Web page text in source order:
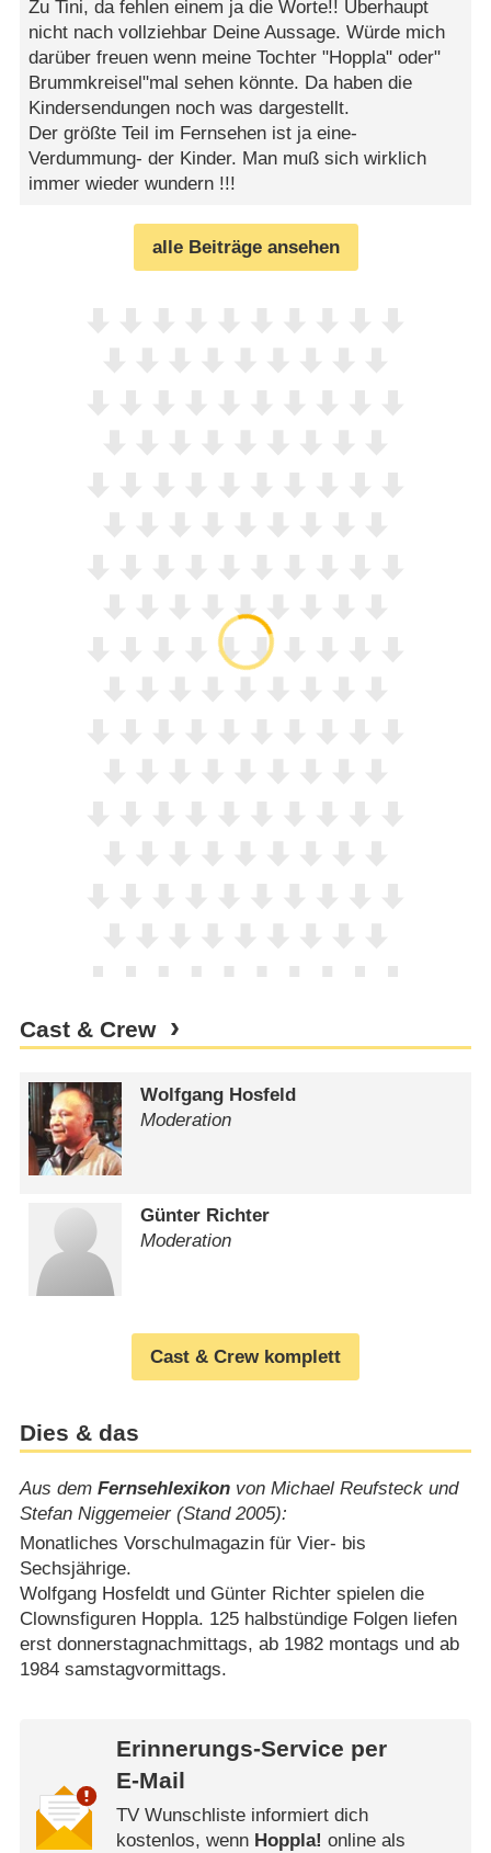
Zu Tini, da fehlen einem ja die Worte!! Überhaupt
nicht nach vollziehbar Deine Aussage. Würde mich
darüber freuen wenn meine Tochter "Hoppla" oder"
Brummkreisel"mal sehen könnte. Da haben die
Kindersendungen noch was dargestellt.
Der größte Teil im Fernsehen ist ja eine-
Verdummung- der Kinder. Man muß sich wirklich
immer wieder wundern !!!
alle Beiträge ansehen
Cast & Crew
Wolfgang Hosfeld
Moderation
Günter Richter
Moderation
Cast & Crew komplett
Dies & das
Aus dem Fernsehlexikonvon Michael Reufsteck und
Stefan Niggemeier (Stand 2005):
Monatliches Vorschulmagazin für Vier- bis
Sechsjährige.
Wolfgang Hosfeldt und Günter Richter spielen die
Clownsfiguren Hoppla. 125 halbstündige Folgen liefen
erst donnerstagnachmittags, ab 1982 montags und ab
1984 samstagvormittags.
Erinnerungs-Service per
E-Mail
TV Wunschliste informiert dich
kostenlos, wenn Hoppla! online als